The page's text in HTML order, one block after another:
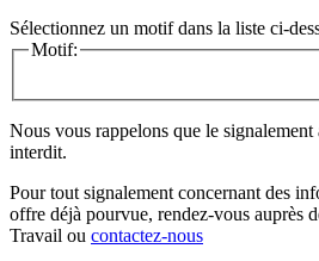
Sélectionnez un motif dans la liste ci-
Motif:
Nous vous rappelons que le signalement
interdit.
Pour tout signalement concernant des
offre déjà pourvue, rendez-vous auprès
Travail ou contactez-nous